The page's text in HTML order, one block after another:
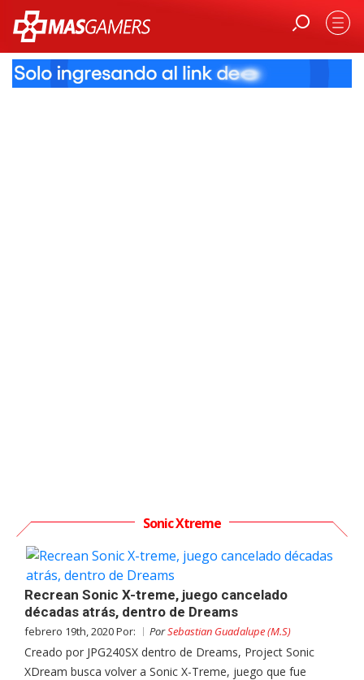
Sonic Xtreme
Recrean Sonic X-treme, juego cancelado
décadas atrás, dentro de Dreams
febrero 19th, 2020 Por: PorSebastian Guadalupe (M.S)
Creado por JPG240SX dentro de Dreams, Project Sonic
XDream busca volver a Sonic X-Treme, juego que fue